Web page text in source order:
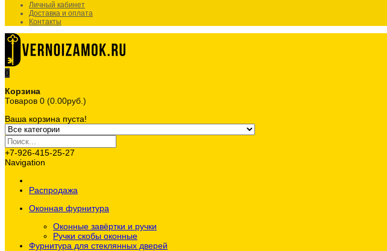
Личный кабинет
Доставка и оплата
Контакты
0
Корзина
Товаров 0 (0.00руб.)
Ваша корзина пуста!
+7-926-415-25-27
Navigation
Распродажа
Оконная фурнитура
Оконные завёртки и ручки
Ручки скобы оконные
Фурнитура для стеклянных дверей